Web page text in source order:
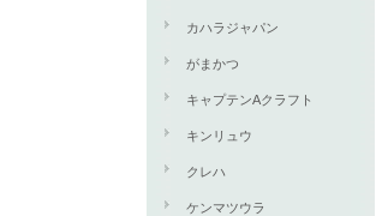
カハラジャパン
がまかつ
キャプテンAクラフト
キンリュウ
クレハ
ケンマツウラ